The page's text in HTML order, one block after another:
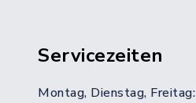
Servicezeiten
Montag, Dienstag, Freitag: